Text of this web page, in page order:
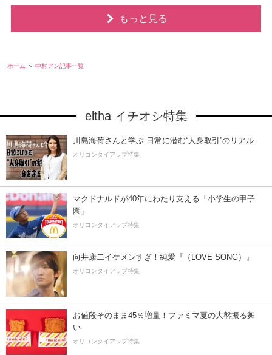
もっと見る
ホーム 中村アン記事一覧
eltha イチオシ特集
川島海荷さんと学ぶ 日常に潜む“人身取引”のリアル
オリコンタイアップ特集
マクドナルドが40年にわたり支える「小学生の甲子
園」
オリコンタイアップ特集
向井康二イケメンすぎ！純愛『（LOVE SONG）』
オリコンタイアップ特集
お値段そのまま45％増量！ファミマ夏の大盤振る舞
い
オリコンタイアップ特集